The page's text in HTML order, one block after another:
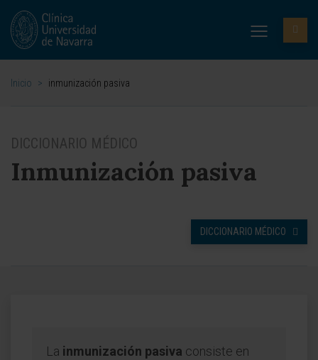
Inicio > inmunización pasiva
DICCIONARIO MÉDICO
Inmunización pasiva
DICCIONARIO MÉDICO
La inmunización pasiva consiste en